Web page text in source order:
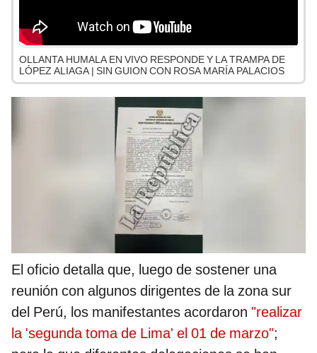
OLLANTA HUMALA EN VIVO RESPONDE Y LA TRAMPA DE
LÓPEZ ALIAGA | SIN GUION CON ROSA MARÍA PALACIOS
El oficio detalla que, luego de sostener una
reunión con algunos dirigentes de la zona sur
del Perú, los manifestantes acordaron "realizar
la 'segunda toma de Lima' el 01 de marzo";